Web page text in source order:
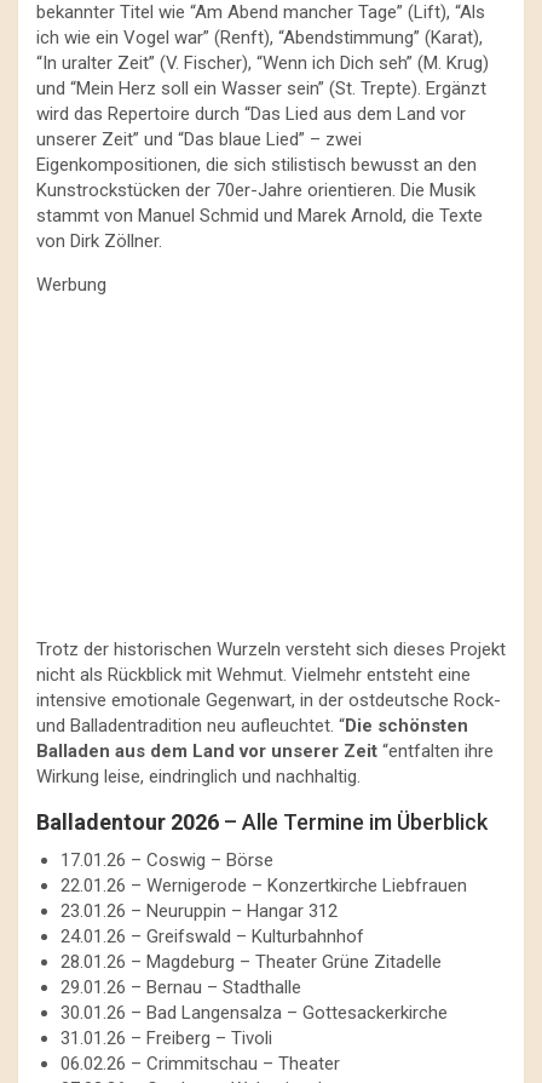
bekannter Titel wie “Am Abend mancher Tage” (Lift), “Als
ich wie ein Vogel war” (Renft), “Abendstimmung” (Karat),
“In uralter Zeit” (V. Fischer), “Wenn ich Dich seh” (M. Krug)
und “Mein Herz soll ein Wasser sein” (St. Trepte). Ergänzt
wird das Repertoire durch “Das Lied aus dem Land vor
unserer Zeit” und “Das blaue Lied” – zwei
Eigenkompositionen, die sich stilistisch bewusst an den
Kunstrockstücken der 70er-Jahre orientieren. Die Musik
stammt von Manuel Schmid und Marek Arnold, die Texte
von Dirk Zöllner.
Werbung
Trotz der historischen Wurzeln versteht sich dieses Projekt
nicht als Rückblick mit Wehmut. Vielmehr entsteht eine
intensive emotionale Gegenwart, in der ostdeutsche Rock-
und Balladentradition neu aufleuchtet. “Die schönsten
Balladen aus dem Land vor unserer Zeit “entfalten ihre
Wirkung leise, eindringlich und nachhaltig.
Balladentour 2026 – Alle Termine im Überblick
17.01.26 – Coswig – Börse
22.01.26 – Wernigerode – Konzertkirche Liebfrauen
23.01.26 – Neuruppin – Hangar 312
24.01.26 – Greifswald – Kulturbahnhof
28.01.26 – Magdeburg – Theater Grüne Zitadelle
29.01.26 – Bernau – Stadthalle
30.01.26 – Bad Langensalza – Gottesackerkirche
31.01.26 – Freiberg – Tivoli
06.02.26 – Crimmitschau – Theater